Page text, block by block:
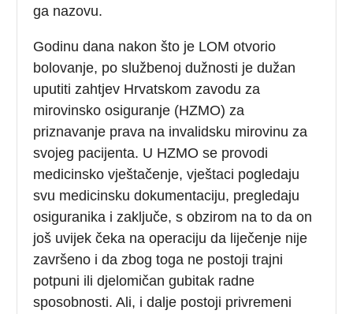
ga nazovu.
Godinu dana nakon što je LOM otvorio
bolovanje, po službenoj dužnosti je dužan
uputiti zahtjev Hrvatskom zavodu za
mirovinsko osiguranje (HZMO) za
priznavanje prava na invalidsku mirovinu za
svojeg pacijenta. U HZMO se provodi
medicinsko vještačenje, vještaci pogledaju
svu medicinsku dokumentaciju, pregledaju
osiguranika i zaključe, s obzirom na to da on
još uvijek čeka na operaciju da liječenje nije
završeno i da zbog toga ne postoji trajni
potpuni ili djelomičan gubitak radne
sposobnosti. Ali, i dalje postoji privremeni